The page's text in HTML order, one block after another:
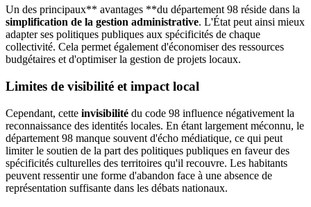
Un des principaux** avantages **du département 98 réside dans la
simplification de la gestion administrative. L'État peut ainsi mieux
adapter ses politiques publiques aux spécificités de chaque
collectivité. Cela permet également d'économiser des ressources
budgétaires et d'optimiser la gestion de projets locaux.
Limites de visibilité et impact local
Cependant, cette invisibilité du code 98 influence négativement la
reconnaissance des identités locales. En étant largement méconnu, le
département 98 manque souvent d'écho médiatique, ce qui peut
limiter le soutien de la part des politiques publiques en faveur des
spécificités culturelles des territoires qu'il recouvre. Les habitants
peuvent ressentir une forme d'abandon face à une absence de
représentation suffisante dans les débats nationaux.